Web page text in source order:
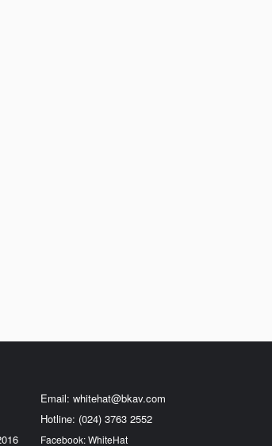
Email: whitehat@bkav.com
Hotline: (024) 3763 2552
Facebook: WhiteHat